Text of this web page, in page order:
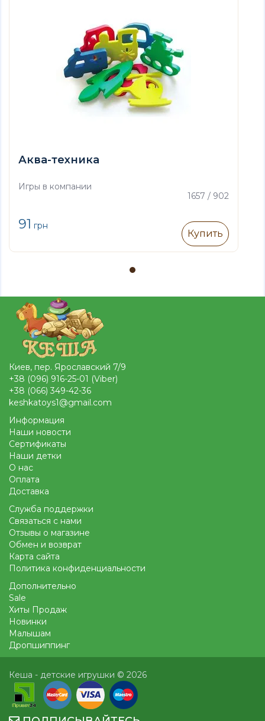
Аква-техника
Игры в компании
1657 / 902
91 грн
Купить
Киев, пер. Ярославский 7/9
+38 (096) 916-25-01 (Viber)
+38 (066) 349-42-36
keshkatoys1@gmail.com
Информация
Наши новости
Сертификаты
Наши детки
О нас
Оплата
Доставка
Служба поддержки
Связаться с нами
Отзывы о магазине
Обмен и возврат
Карта сайта
Политика конфиденциальности
Дополнительно
Sale
Хиты Продаж
Новинки
Малышам
Дропшиппинг
Кеша - детские игрушки © 2026